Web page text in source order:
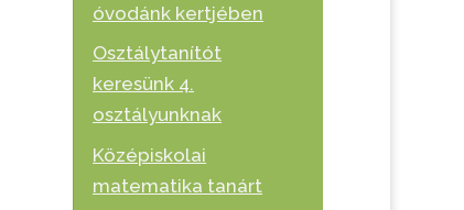
óvodánk kertjében
Osztálytanítót
keresünk 4.
osztályunknak
Középiskolai
matematika tanárt